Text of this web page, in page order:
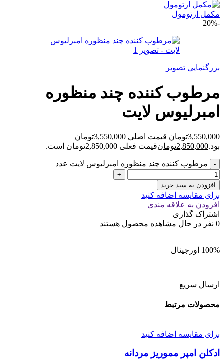
مکمل ارتومول
-20%
بزرگنمایی تصویر
مرطوب کننده چند منظوره
امبرلیوس لایت
3,550,000تومان
قیمت اصلی 3,550,000تومان
بود.2,850,000تومانقیمت فعلی 2,850,000تومان است.
مرطوب کننده چند منظوره امبرلیوس لایت عدد
افزودن به سبد خرید
برای مقایسه اضافه کنید
افزودن به علاقه مندی
اشتراک گذاری
0 نفر در حال مشاهده محصول هستند
100% اورجینال
ارسال سریع
محصولات مرتبط
برای مقایسه اضافه کنید
ادکلن امپر مموریز مردانه